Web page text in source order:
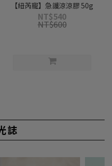
【紐芮寵】急護涼涼膠 50g
NT$540
NT$600
誌